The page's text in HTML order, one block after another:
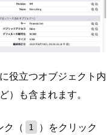
役立つオブジェクト内
）も含まれます。
ク（ 1
）をクリック